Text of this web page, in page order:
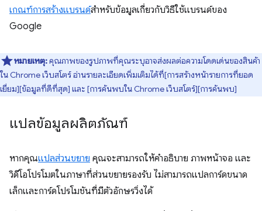
เกณฑ์การสร้างแบรนด์สำหรับข้อมูลเกี่ยวกับวิธีใช้แบรนด์ของ
Google
หมายเหตุ:คุณภาพของรูปภาพที่คุณระบุอาจส่งผลต่อความโดดเด่นของสินค้า
ใน Chrome เว็บสโตร์ อ่านรายละเอียดเพิ่มเติมได้ที่[การสร้างหน้ารายการที่ยอด
เยี่ยม][ข้อมูลที่ดีที่สุด] และ [การค้นพบใน Chrome เว็บสโตร์][การค้นพบ]
แปลข้อมูลผลิตภัณฑ์
หากคุณแปลส่วนขยาย คุณจะสามารถให้คำอธิบาย ภาพหน้าจอ และ
วิดีโอโปรโมตในภาษาที่ส่วนขยายรองรับ ไม่สามารถแปลการ์ดขนาด
เล็กและการ์ดโปรโมชันที่มีตัวอักษรวิ่งได้